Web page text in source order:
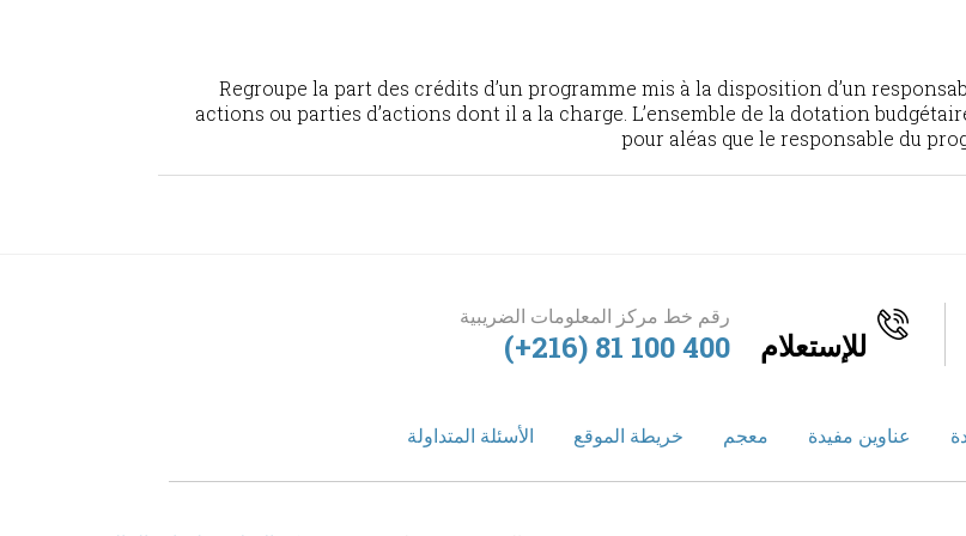
Regroupe la part des crédits d’un programme mis à la disposition d’un
actions ou parties d’actions dont il a la charge. L’ensemble de la dotation
pour aléas que le responsable du
للإستعلام
رقم خط مركز المعلومات الضريبية
(+216) 81 100 400
عناوين مفيدة معجم خريطة الموقع الأسئلة المتداولة